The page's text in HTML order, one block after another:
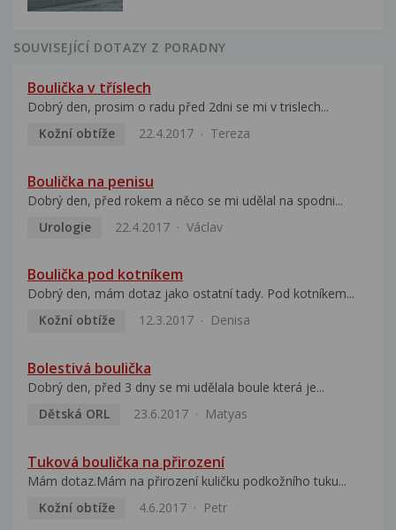
SOUVISEJÍCÍ DOTAZY Z PORADNY
Boulička v tříslech
Dobrý den, prosim o radu před 2dni se mi v trislech...
Kožní obtíže
22.4.2017 Tereza
Boulička na penisu
Dobrý den, před rokem a něco se mi udělal na spodni...
Urologie
22.4.2017 Václav
Boulička pod kotníkem
Dobrý den, mám dotaz jako ostatní tady. Pod kotníkem...
Kožní obtíže
12.3.2017 Denisa
Bolestivá boulička
Dobrý den, před 3 dny se mi udělala boule která je...
Dětská ORL
23.6.2017 Matyas
Tuková boulička na přirození
Mám dotaz.Mám na přirození kuličku podkožního tuku...
Kožní obtíže
4.6.2017 Petr